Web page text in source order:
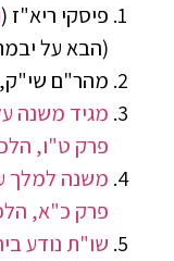
פיסקי ריא"ז (
(הבא על
מהר"ם שי"ק,
מגיד משנה
פרק ט"ו,
משנה למלך
פרק כ"א,
שו"ת נודע